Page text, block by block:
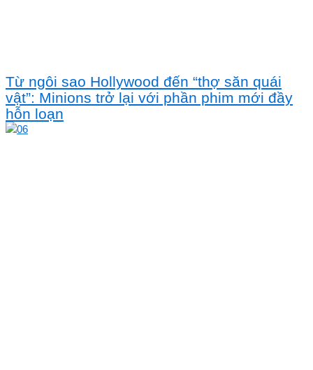
Từ ngôi sao Hollywood đến “thợ săn quái
vật”: Minions trở lại với phần phim mới đầy
hỗn loạn